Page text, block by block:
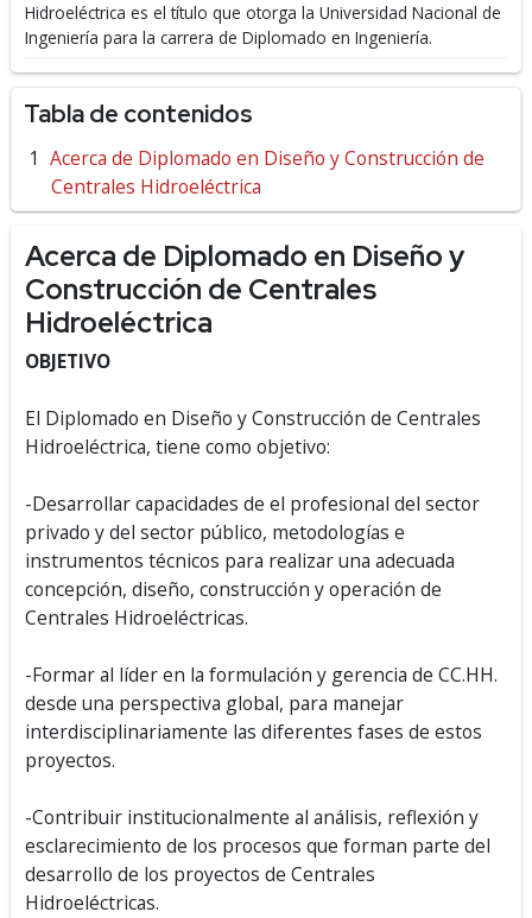
Hidroeléctrica es el título que otorga la Universidad Nacional de
Ingeniería para la carrera de Diplomado en Ingeniería.
Tabla de contenidos
Acerca de Diplomado en Diseño y Construcción de
Centrales Hidroeléctrica
Acerca de Diplomado en Diseño y
Construcción de Centrales
Hidroeléctrica
OBJETIVO
El Diplomado en Diseño y Construcción de Centrales
Hidroeléctrica, tiene como objetivo:
-Desarrollar capacidades de el profesional del sector
privado y del sector público, metodologías e
instrumentos técnicos para realizar una adecuada
concepción, diseño, construcción y operación de
Centrales Hidroeléctricas.
-Formar al líder en la formulación y gerencia de CC.HH.
desde una perspectiva global, para manejar
interdisciplinariamente las diferentes fases de estos
proyectos.
-Contribuir institucionalmente al análisis, reflexión y
esclarecimiento de los procesos que forman parte del
desarrollo de los proyectos de Centrales
Hidroeléctricas.